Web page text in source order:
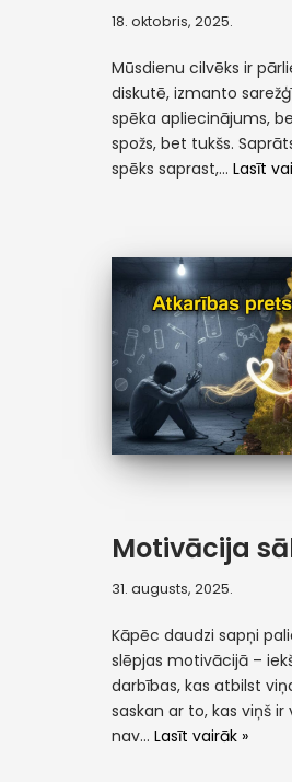
18. oktobris, 2025.
Mūsdienu cilvēks ir
diskutē, izmanto
spēka apliecinājums,
spožs, bet tukšs.
spēks saprast,… Lasīt
Motivācija
31. augusts, 2025.
Kāpēc daudzi sapņi
slēpjas motivācijā –
darbības, kas atbilst
saskan ar to, kas viņš
nav… Lasīt vairāk »